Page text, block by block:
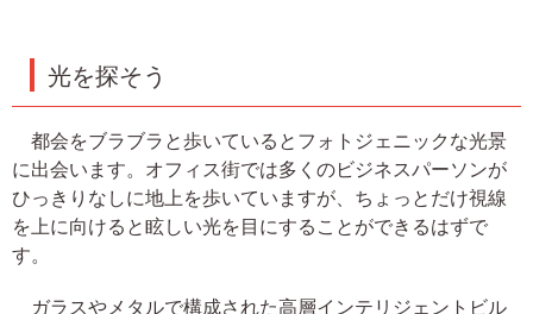
光を探そう
都会をブラブラと歩いているとフォトジェニックな光景
に出会います。オフィス街では多くのビジネスパーソンが
ひっきりなしに地上を歩いていますが、ちょっとだけ視線
を上に向けると眩しい光を目にすることができるはずで
す。
ガラスやメタルで構成された高層インテリジェントビル